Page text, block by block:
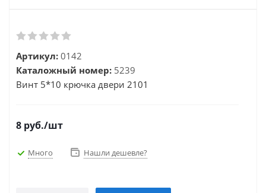
Артикул: 0142
Каталожный номер: 5239
Винт 5*10 крючка двери 2101
8 руб./шт
Много Нашли дешевле?